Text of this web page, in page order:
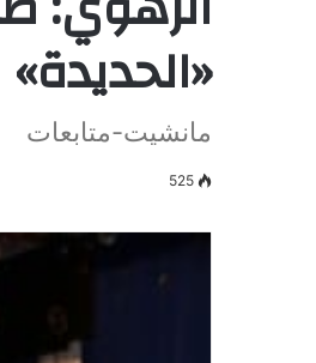
«الحديدة»
مانشيت-متابعات
525